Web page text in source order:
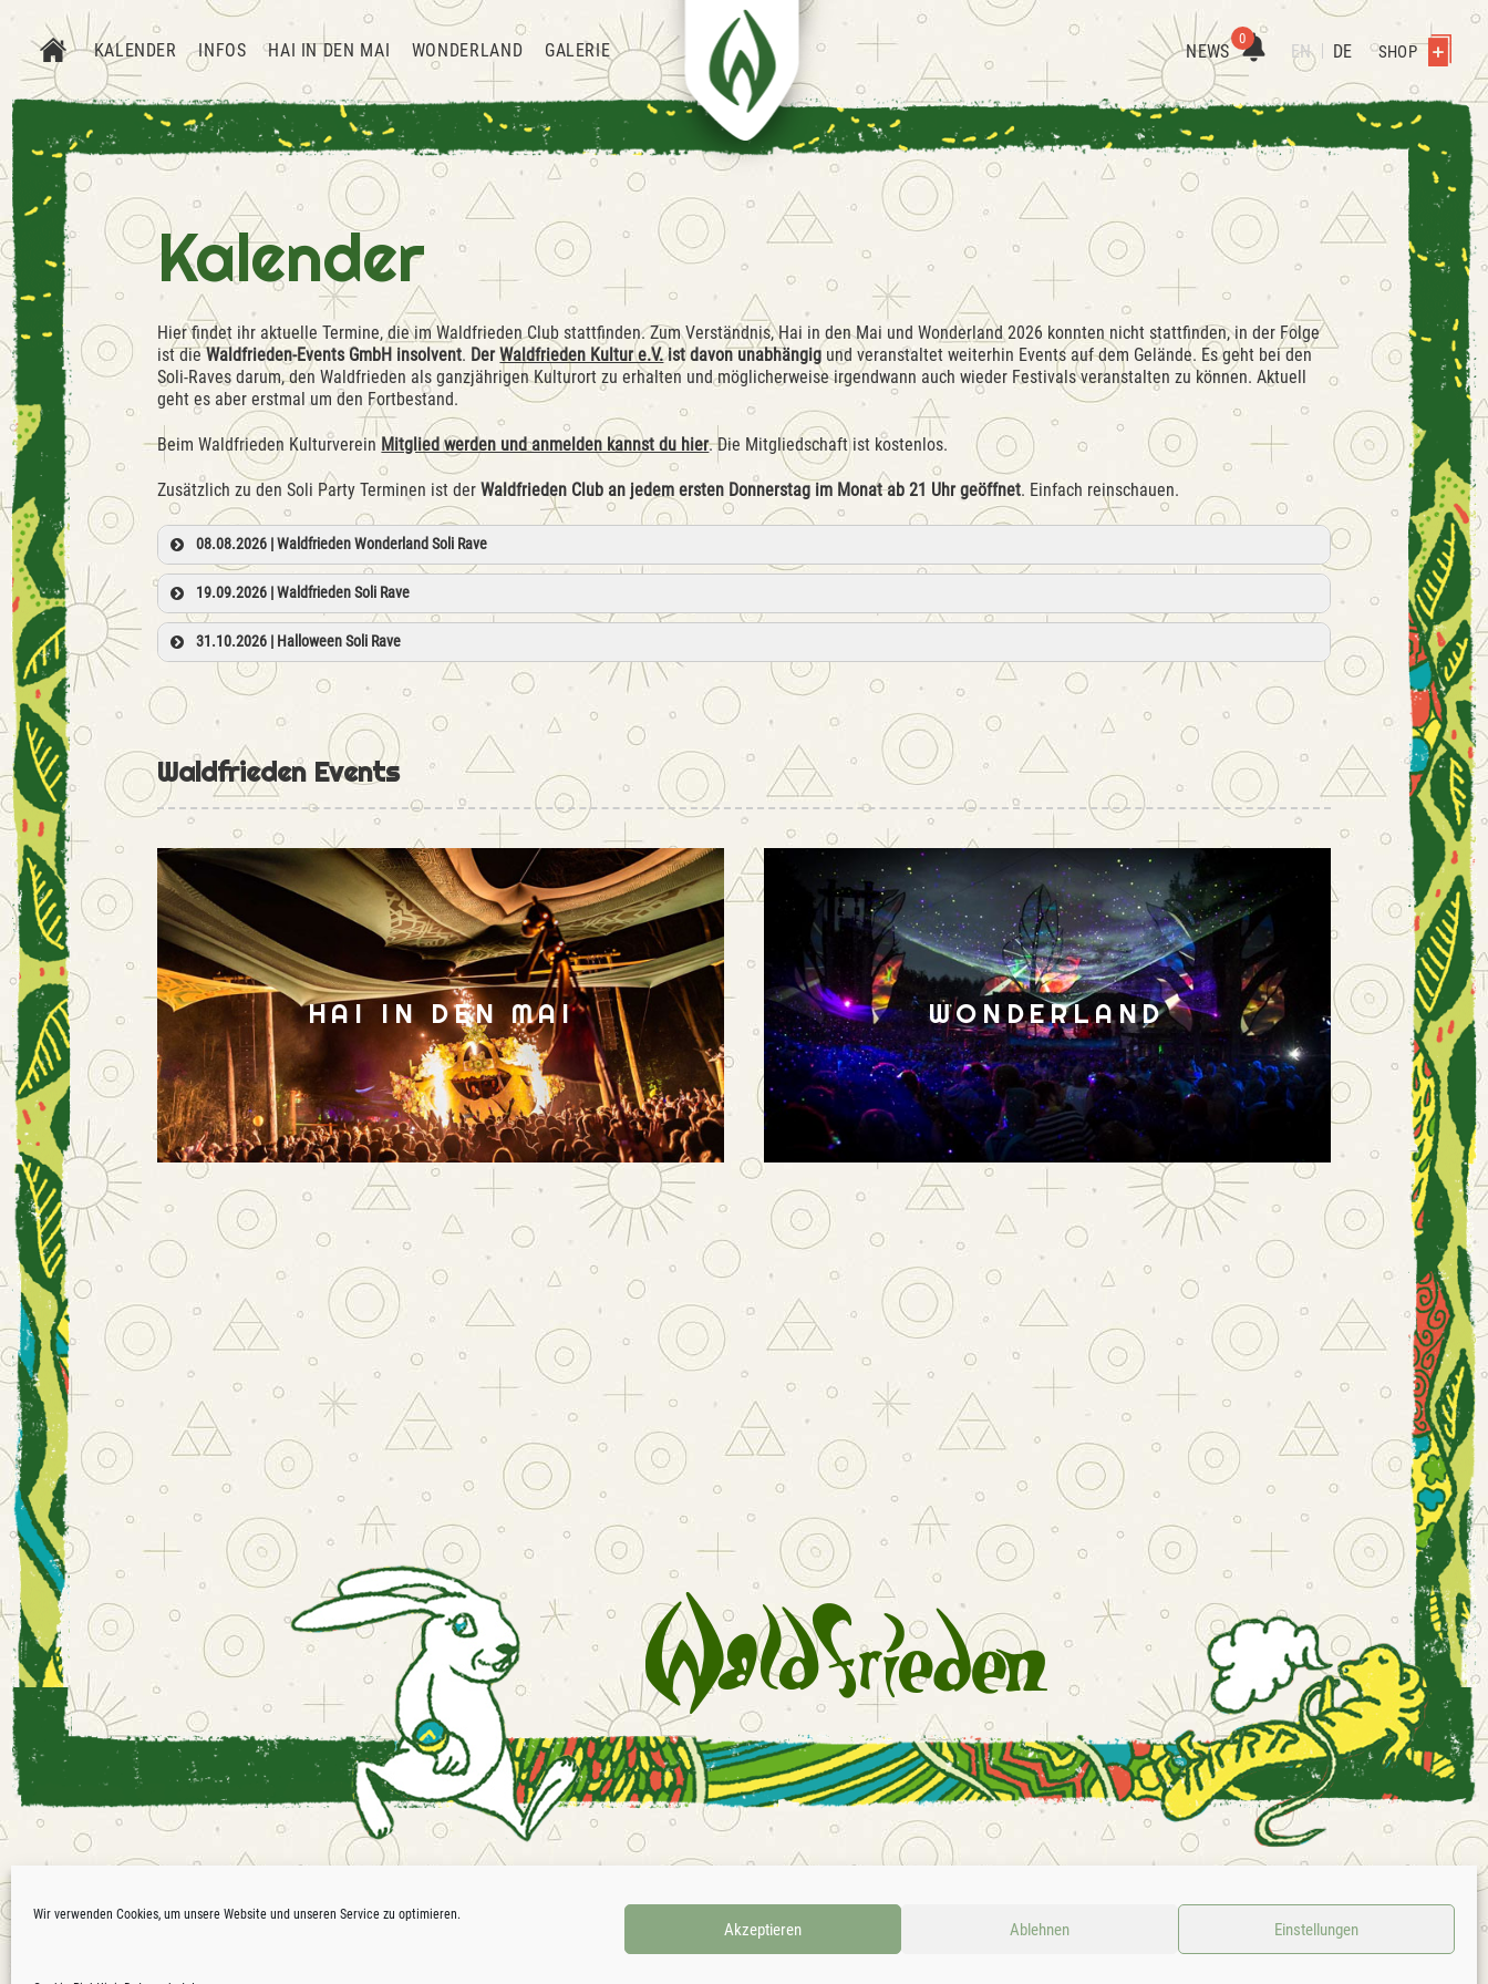
Wir verwenden Cookies, um unsere Website und unseren Service zu optimieren.
Akzeptieren Ablehnen Einstellungen
KALENDER INFOS HAI IN DEN MAI WONDERLAND GALERIE NEWS
0
EN DE SHOP
Kalender
Hier findet ihr aktuelle Termine, die im Waldfrieden Club stattfinden. Zum Verständnis, Hai in den Mai und Wonderland 2026 konnten nicht stattfinden, in der Folge
ist dieWaldfrieden-Events GmbH insolvent. DerWaldfrieden Kultur e.V.ist davon unabhängig und veranstaltet weiterhin Events auf dem Gelände. Es geht bei den
Soli-Raves darum, den Waldfrieden als ganzjährigen Kulturort zu erhalten und möglicherweise irgendwann auch wieder Festivals veranstalten zu können. Aktuell
geht es aber erstmal um den Fortbestand.
Beim Waldfrieden Kulturverein Mitglied werden und anmelden kannst du hier. Die Mitgliedschaft ist kostenlos.
Zusätzlich zu den Soli Party Terminen ist derWaldfrieden Club an jedem ersten Donnerstag im Monat ab 21 Uhr geöffnet. Einfach reinschauen.
08.08.2026 | Waldfrieden Wonderland Soli Rave
am besten per WhatsApp
EHRENSACHE:
PSY
Douady Rabbits
Synestia
Luvenamus
Impites
TubeBoat
TECHNO
Taavi
Koellenbaerger
Praxis Ton
Zwitech
19.09.2026 | Waldfrieden Soli Rave
31.10.2026 | Halloween Soli Rave
Waldfrieden Events
HAI IN DEN MAI WONDERLAND
EVENTS